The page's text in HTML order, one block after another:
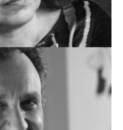
Ασυνόδευτων
Ταξί Ερμής